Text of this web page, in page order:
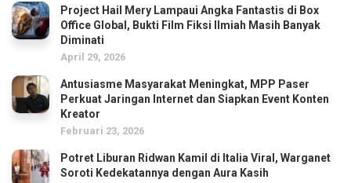
Project Hail Mery Lampaui Angka Fantastis di Box
Office Global, Bukti Film Fiksi Ilmiah Masih Banyak
Diminati
April 29, 2026
Antusiasme Masyarakat Meningkat, MPP Paser
Perkuat Jaringan Internet dan Siapkan Event Konten
Kreator
Februari 23, 2026
Potret Liburan Ridwan Kamil di Italia Viral, Warganet
Soroti Kedekatannya dengan Aura Kasih